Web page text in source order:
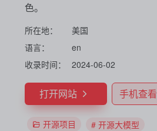
色。
所在地：
美国
语言：
en
收录时间：
2024-06-02
打开网站 手机查看
开源项目 # 开源大模型